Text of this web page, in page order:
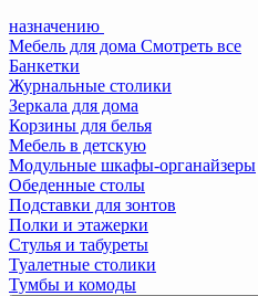
назначению
Мебель для дома Смотреть все
Банкетки
Журнальные столики
Зеркала для дома
Корзины для белья
Мебель в детскую
Модульные шкафы-органайзеры
Обеденные столы
Подставки для зонтов
Полки и этажерки
Стулья и табуреты
Туалетные столики
Тумбы и комоды